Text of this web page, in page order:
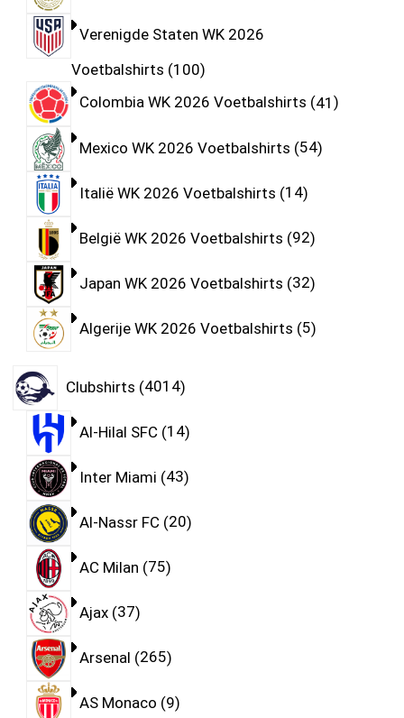
Verenigde Staten WK 2026
Voetbalshirts 100
Colombia WK 2026 Voetbalshirts 41
Mexico WK 2026 Voetbalshirts 54
Italië WK 2026 Voetbalshirts 14
België WK 2026 Voetbalshirts 92
Japan WK 2026 Voetbalshirts 32
Algerije WK 2026 Voetbalshirts 5
Clubshirts 4014
Al-Hilal SFC 14
Inter Miami 43
Al-Nassr FC 20
AC Milan 75
Ajax 37
Arsenal 265
AS Monaco 9